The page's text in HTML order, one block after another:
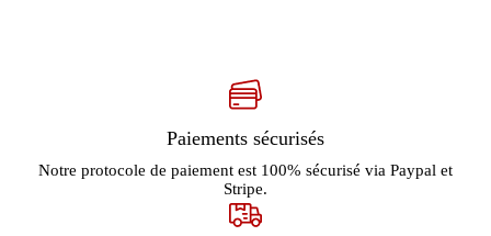
Paiements sécurisés
Notre protocole de paiement est 100% sécurisé via Paypal et
Stripe.